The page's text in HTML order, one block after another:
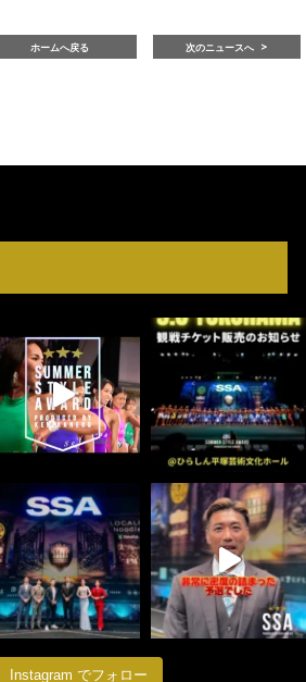
ホームへ戻る 次のニュースへ
Instagram でフォロー